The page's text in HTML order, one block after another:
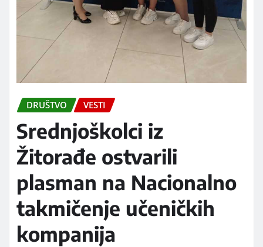
DRUŠTVO VESTI
Srednjoškolci iz
Žitorađe ostvarili
plasman na Nacionalno
takmičenje učeničkih
kompanija